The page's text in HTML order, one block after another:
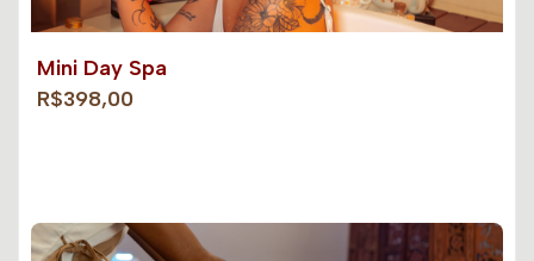
Mini Day Spa
R$398,00